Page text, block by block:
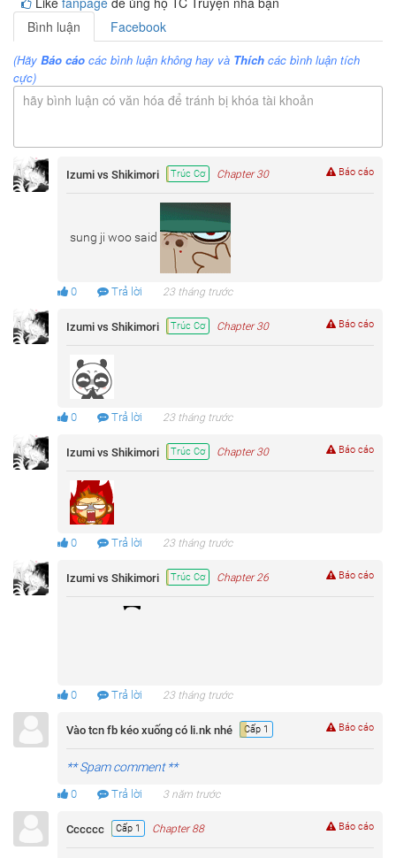
Bình luận
Facebook
(Hãy Báo cáo các bình luận không hay và Thích các bình luận tích
cực)
hãy bình luận có văn hóa để tránh bị khóa tài khoản
Izumi vs Shikimori Trúc Cơ Chapter 30
sung ji woo said
0 Trả lời 23 tháng trước
Báo cáo
Izumi vs Shikimori Trúc Cơ Chapter 30
0 Trả lời 23 tháng trước
Báo cáo
Izumi vs Shikimori Trúc Cơ Chapter 30
0 Trả lời 23 tháng trước
Báo cáo
Izumi vs Shikimori Trúc Cơ Chapter 26
0 Trả lời 23 tháng trước
Báo cáo
Vào tcn fb kéo xuống có li.nk nhé Cấp 1
** Spam comment **
0 Trả lời 3 năm trước
Báo cáo
Cccccc Cấp 1 Chapter 88 Báo cáo